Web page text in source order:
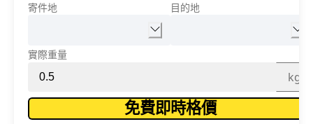
寄件地 目的地
實際重量
kg
免費即時格價